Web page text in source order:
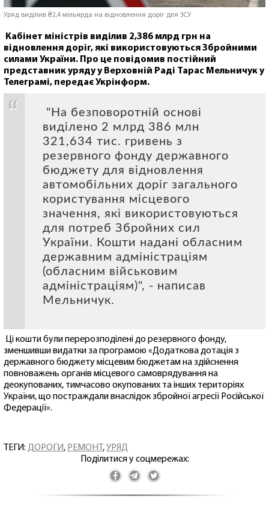
Уряд виділив ₴2,4 мільярда на відновлення доріг для ЗСУ
Кабінет міністрів виділив 2,386 млрд грн на
відновлення доріг, які використовуються Збройними
силами України. Про це повідомив постійний
представник уряду у Верховній Раді Тарас Мельничук у
Телеграмі, передає Укрінформ.
"На безповоротній основі
виділено 2 млрд 386 млн
321,634 тис. гривень з
резервного фонду державного
бюджету для відновлення
автомобільних доріг загального
користування місцевого
значення, які використовуються
для потреб Збройних сил
України. Кошти надані обласним
державним адміністраціям
(обласним військовим
адміністраціям)", - написав
Мельничук.
Ці кошти були перерозподілені до резервного фонду,
зменшивши видатки за програмою «Додаткова дотація з
державного бюджету місцевим бюджетам на здійснення
повноважень органів місцевого самоврядування на
деокупованих, тимчасово окупованих та інших територіях
України, що постраждали внаслідок збройної агресії Російської
Федерації».
ТЕГИ: ДОРОГИ, РЕМОНТ,УРЯД
Поділитися у соцмережах: